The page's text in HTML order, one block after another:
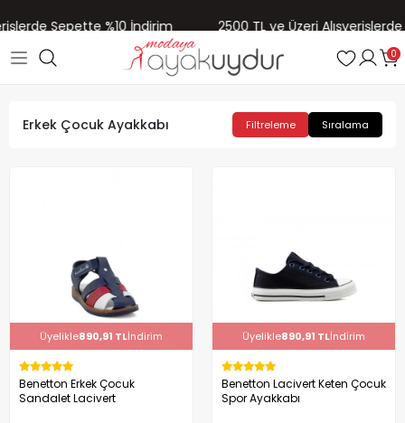
Sepette %10 İndirim 2500 TL ve Üzeri Alışverişlerde
0
Erkek Çocuk Ayakkabı Filtreleme Sıralama
Üyelikle890,91 TLİndirim
Benetton Erkek Çocuk
Sandalet Lacivert
Üyelikle890,91 TLİndirim
Benetton Lacivert Keten Çocuk
Spor Ayakkabı